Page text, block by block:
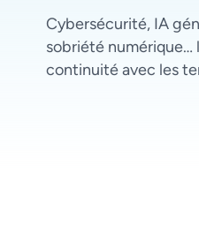
Cybersécurité, IA
sobriété numérique…
continuité avec les